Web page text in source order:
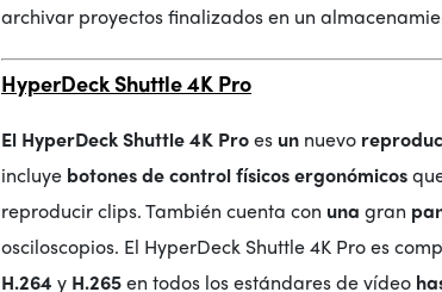
archivar proyectos finalizados en un
HyperDeck Shuttle 4K Pro
El HyperDeck Shuttle 4K Proes un nuevo
incluye botones de control físicos ergonómicos
reproducir clips. También cuenta con una gran
osciloscopios. El HyperDeck Shuttle 4K Pro es
H.264 y H.265en todos los estándares de vídeo